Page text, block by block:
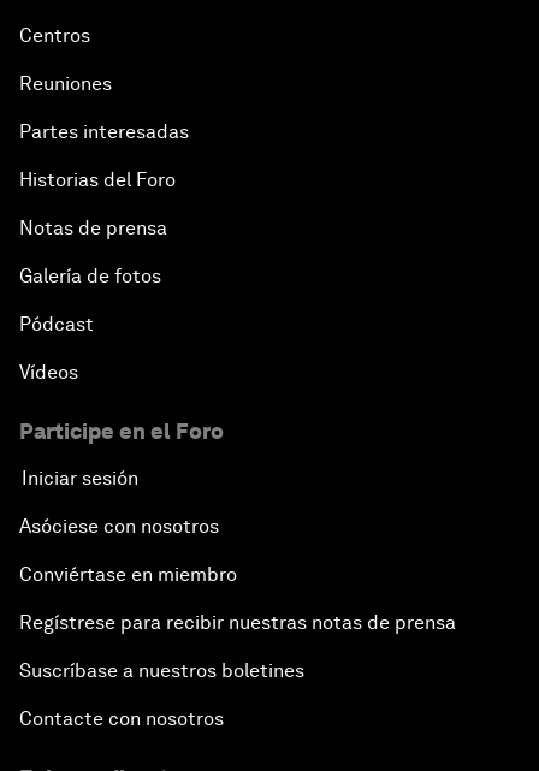
Centros
Reuniones
Partes interesadas
Historias del Foro
Notas de prensa
Galería de fotos
Pódcast
Vídeos
Participe en el Foro
Iniciar sesión
Asóciese con nosotros
Conviértase en miembro
Regístrese para recibir nuestras notas de prensa
Suscríbase a nuestros boletines
Contacte con nosotros